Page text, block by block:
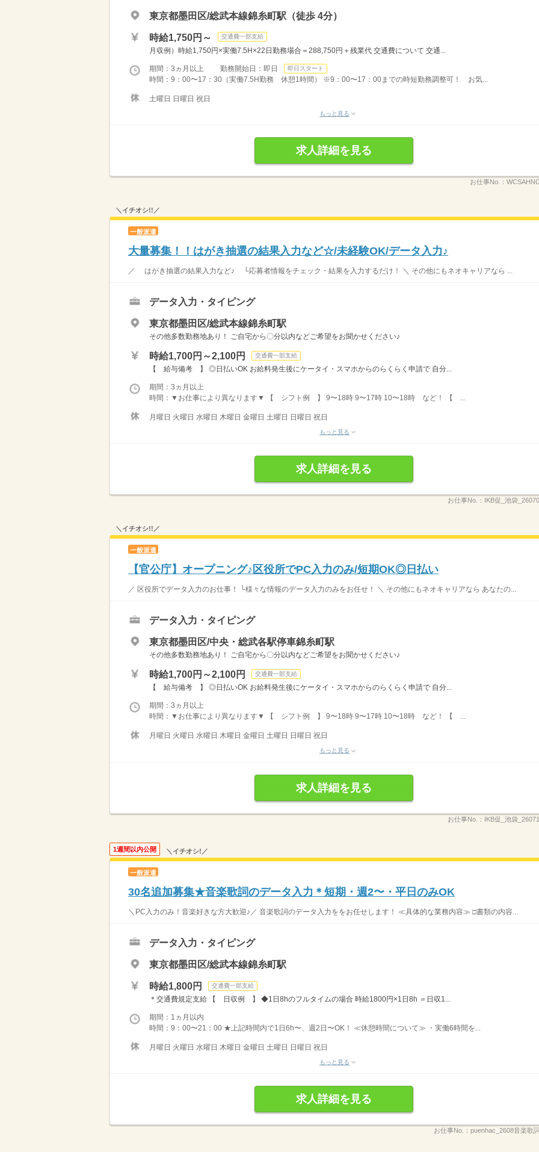
東京都墨田区/総武本線錦糸町駅（徒歩 4分）
時給1,750円～ 交通費一部支給
月収例）時給1,750円×実働7.5H×22日勤務場合＝288,750円＋残業代 交通費について 交通...
期間：3ヵ月以上 勤務開始日：即日 即日スタート
時間：9：00〜17：30（実働7.5H勤務 休憩1時間） ※9：00〜17：00までの時短勤務調整可！ お気...
土曜日 日曜日 祝日
もっと見る
求人詳細を見る
お仕事No.：
＼イチオシ!!／
一般派遣
大量募集！！はがき抽選の結果入力など☆/未経験OK/データ入力♪
／ はがき抽選の結果入力など♪ └応募者情報をチェック・結果を入力するだけ！ ＼ その他にもネオキャリアなら ...
データ入力・タイピング
東京都墨田区/総武本線錦糸町駅
その他多数勤務地あり！ ご自宅から〇分以内などご希望をお聞かせください♪
時給1,700円～2,100円 交通費一部支給
【 給与備考 】 ◎日払いOK お給料発生後にケータイ・スマホからのらくらく申請で 自分...
期間：3ヵ月以上
時間：▼お仕事により異なります▼ 【 シフト例 】 9〜18時 9〜17時 10〜18時 など！ 【 ...
月曜日 火曜日 水曜日 木曜日 金曜日 土曜日 日曜日 祝日
もっと見る
求人詳細を見る
お仕事No.： IKB促_池袋
＼イチオシ!!／
一般派遣
【官公庁】オープニング♪区役所でPC入力のみ/短期OK◎日払い
／ 区役所でデータ入力のお仕事！ └様々な情報のデータ入力のみをお任せ！ ＼ その他にもネオキャリアなら あなたの...
データ入力・タイピング
東京都墨田区/中央・総武各駅停車錦糸町駅
その他多数勤務地あり！ ご自宅から〇分以内などご希望をお聞かせください♪
時給1,700円～2,100円 交通費一部支給
【 給与備考 】 ◎日払いOK お給料発生後にケータイ・スマホからのらくらく申請で 自分...
期間：3ヵ月以上
時間：▼お仕事により異なります▼ 【 シフト例 】 9〜18時 9〜17時 10〜18時 など！ 【 ...
月曜日 火曜日 水曜日 木曜日 金曜日 土曜日 日曜日 祝日
もっと見る
求人詳細を見る
お仕事No.： IKB促_池袋
1週間以内公開 ＼イチオシ!／
一般派遣
30名追加募集★音楽歌詞のデータ入力＊短期・週2〜・平日のみOK
＼PC入力のみ！音楽好きな方大歓迎♪／ 音楽歌詞のデータ入力ををお任せします！ ≪具体的な業務内容≫ □書類の内容...
データ入力・タイピング
東京都墨田区/総武本線錦糸町駅
時給1,800円 交通費一部支給
＊交通費規定支給 【 日収例 】 ◆1日8hのフルタイムの場合 時給1800円×1日8h ＝日収1...
期間：1ヵ月以内
時間：9：00〜21：00 ★上記時間内で1日6h〜、週2日〜OK！ ≪休憩時間について≫ ・実働6時間を...
月曜日 火曜日 水曜日 木曜日 金曜日 土曜日 日曜日 祝日
もっと見る
求人詳細を見る
お仕事No.： puenhac_2608音楽歌